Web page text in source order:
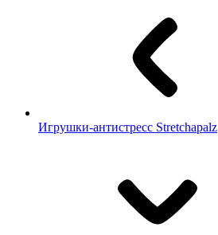
Игрушки-антистресс Stretchapalz